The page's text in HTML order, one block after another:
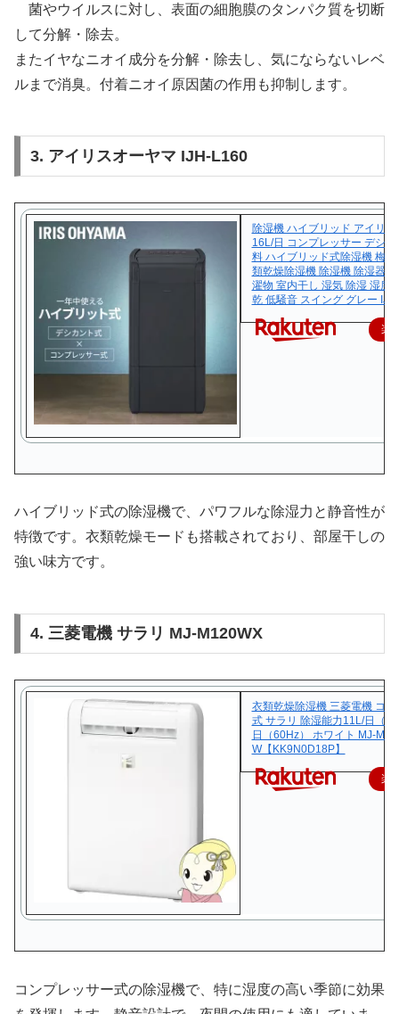
菌やウイルスに対し、表面の細胞膜のタンパク質を切断
して分解・除去。
またイヤなニオイ成分を分解・除去し、気にならないレベ
ルまで消臭。付着ニオイ原因菌の作用も抑制します。
3. アイリスオーヤマ IJH-L160
除湿機 ハイブリッド アイリス
16L/日 コンプレッサー デシ
料 ハイブリッド式除湿機 梅雨
類乾燥除湿機 除湿機 除湿器
濯物 室内干し 湿気 除湿 湿度
乾 低騒音 スイング グレー
楽
ハイブリッド式の除湿機で、パワフルな除湿力と静音性が
特徴です。衣類乾燥モードも搭載されており、部屋干しの
強い味方です。
4. 三菱電機 サラリ MJ-M120WX
衣類乾燥除湿機 三菱電機 コ
式 サラリ 除湿能力11L/日（
日（60Hz） ホワイト MJ-
W【KK9N0D18P】
楽
コンプレッサー式の除湿機で、特に湿度の高い季節に効果